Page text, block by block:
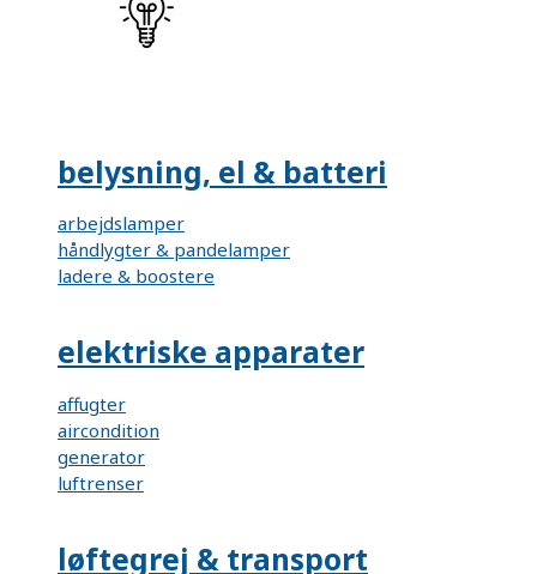
belysning, el & batteri
arbejdslamper
håndlygter & pandelamper
ladere & boostere
elektriske apparater
affugter
aircondition
generator
luftrenser
løftegrej & transport